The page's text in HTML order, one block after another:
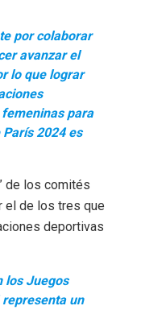
por colaborar
avanzar el
lo que lograr
para
2024 es
de los comités
el de los tres que
deportivas
los Juegos
un